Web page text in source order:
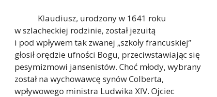
Klaudiusz, urodzony w 1641 roku
w szlacheckiej rodzinie, został jezuitą
i pod wpływem tak zwanej „szkoły francuskiej”
głosił orędzie ufności Bogu, przeciwstawiając się
pesymizmowi jansenistów. Choć młody, wybrany
został na wychowawcę synów Colberta,
wpływowego ministra Ludwika XIV. Ojciec